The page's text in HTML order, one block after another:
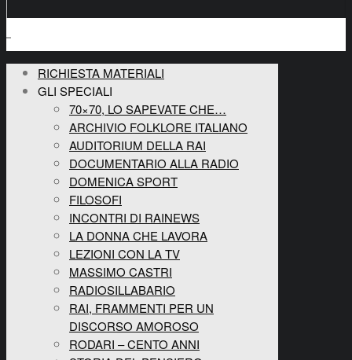
RICHIESTA MATERIALI
GLI SPECIALI
70×70, LO SAPEVATE CHE…
ARCHIVIO FOLKLORE ITALIANO
AUDITORIUM DELLA RAI
DOCUMENTARIO ALLA RADIO
DOMENICA SPORT
FILOSOFI
INCONTRI DI RAINEWS
LA DONNA CHE LAVORA
LEZIONI CON LA TV
MASSIMO CASTRI
RADIOSILLABARIO
RAI, FRAMMENTI PER UN
DISCORSO AMOROSO
RODARI – CENTO ANNI